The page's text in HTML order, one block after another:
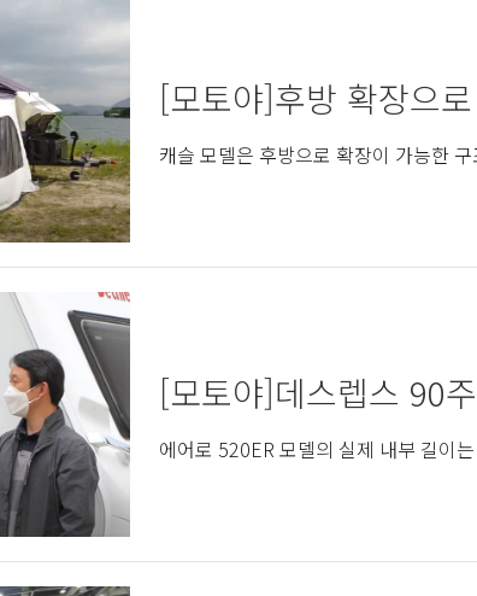
[모토야]후방 확장으
캐슬 모델은 후방으로 확장이 가능한
[모토야]데스렙스 90
에어로 520ER 모델의 실제 내부 길이